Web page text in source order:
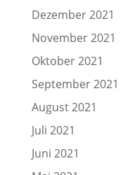
Dezember 2021
November 2021
Oktober 2021
September 2021
August 2021
Juli 2021
Juni 2021